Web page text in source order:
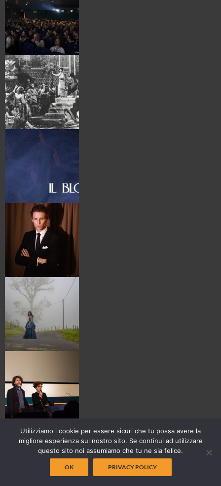
Utilizziamo i cookie per essere sicuri che tu possa avere la
migliore esperienza sul nostro sito. Se continui ad utilizzare
questo sito noi assumiamo che tu ne sia felice.
OK PRIVACY POLICY